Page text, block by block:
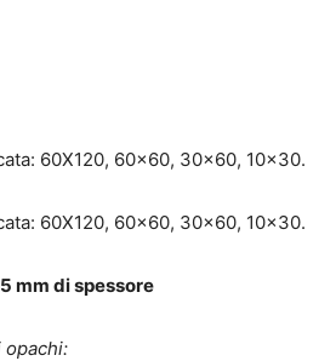
60X120, 60×60, 30×60, 10×30.
60X120, 60×60, 30×60, 10×30.
mm di spessore
opachi: